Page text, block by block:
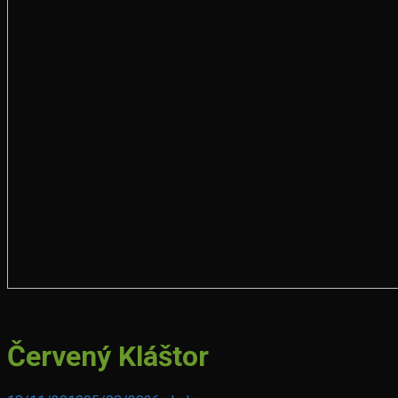
Hrad
Červený
Červený Kláštor